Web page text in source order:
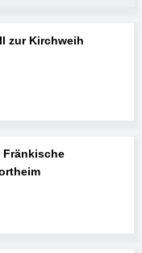
zur Kirchweih
Fränkische